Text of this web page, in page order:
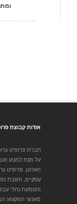
אודות קבוצת
חברת פרופיט
על מנת למנוע
הארגון. פרופיט
עסקיים, השבת
והטמעת נהלי
מאנשי המקצוע